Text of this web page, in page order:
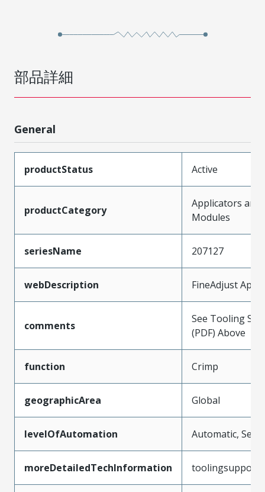
部品詳細
General
productStatus Active
productCategory
Applicators and
Modules
seriesName 207127
webDescription FineAdjust
comments
See Tooling
(PDF) Above
function Crimp
geographicArea Global
levelOfAutomation Automatic,
moreDetailedTechInformation